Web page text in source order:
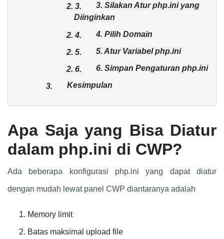
2. 3.
3. Silakan Atur php.ini yang
Diinginkan
2.4. 4. Pilih Domain
2. 5. 5. Atur Variabel php.ini
2. 6. 6. Simpan Pengaturan php.ini
3. Kesimpulan
Apa Saja yang Bisa Diatur
dalam php.ini di CWP?
Ada beberapa konfigurasi php.ini yang dapat diatur
dengan mudah lewat panel CWP diantaranya adalah
Memory limit
Batas maksimal upload file